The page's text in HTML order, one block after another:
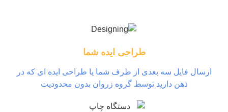
طراحی ایده شما
فایل سه بعدی از طرف شما یا طراحی ایده ای که در
ذهن دارید توسط گروه زروان بدون محدودیت